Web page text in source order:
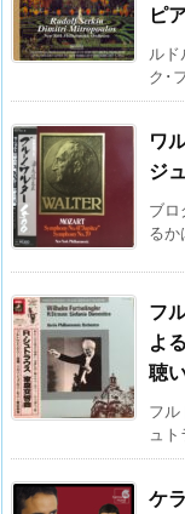
ピ
ル
ク･
ワ
ジ
ブロ
るか
フ
よ
聴
フル
ュ
ケ